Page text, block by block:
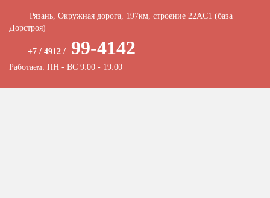
Рязань, Окружная дорога, 197км, строение 22АC1 (база
Дорстроя)
+7 / 4912 / 99-4142
Работаем: ПН - ВС 9:00 - 19:00